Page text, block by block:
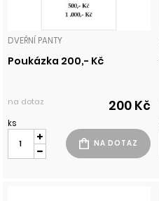
DVEŘNÍ PANTY
Poukázka 200,- Kč
na dotaz 200 Kč
ks